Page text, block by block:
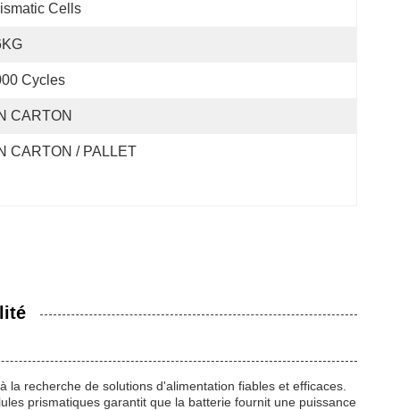
Cells
Cycles
CARTON
CARTON / PALLET
recherche de solutions d'alimentation fiables et efficaces.
prismatiques garantit que la batterie fournit une puissance